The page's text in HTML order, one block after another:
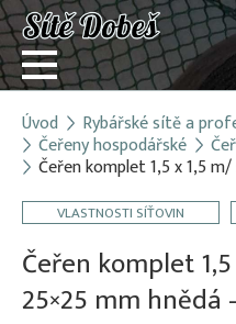
Přihlásit
Registrace
E-shop
O firmě
Kontakt
Úvod Rybářské sítě a
Čeřeny hospodářské
Čeřen komplet 1,5 x 1,5
VLASTNOSTI SÍŤOVIN
Čeřen komplet
25×25 mm hnědá